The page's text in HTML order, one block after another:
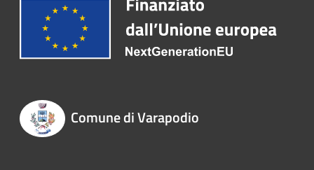
Comune di Varapodio